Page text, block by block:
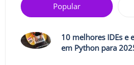
Popular
10 melhores IDEs e
em Python para